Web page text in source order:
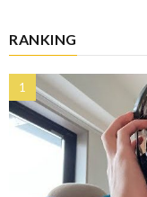
RANKING